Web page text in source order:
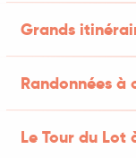
Grands
Randonnées
Le Tour du Lot